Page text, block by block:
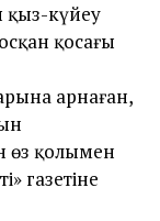
күйеу
қосағы
арнаған,
өз қолымен
газетіне